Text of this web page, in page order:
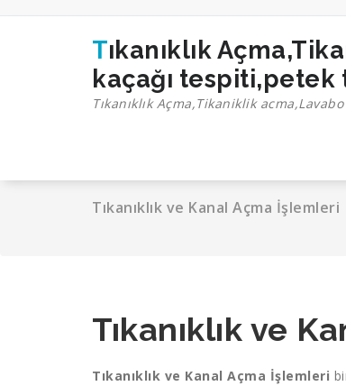
Tıkanıklık Açma,Tikaniklik acma,Lavabo açıcı,Pimaş açma,Tıkalı boru açma,Su
kaçağı
Tıkanıklık Açma,Tikaniklik
Tıkanıklık ve Kanal Açma İşlemleri
Tıkanıklık ve
Tıkanıklık ve Kanal Açma İşlemleri